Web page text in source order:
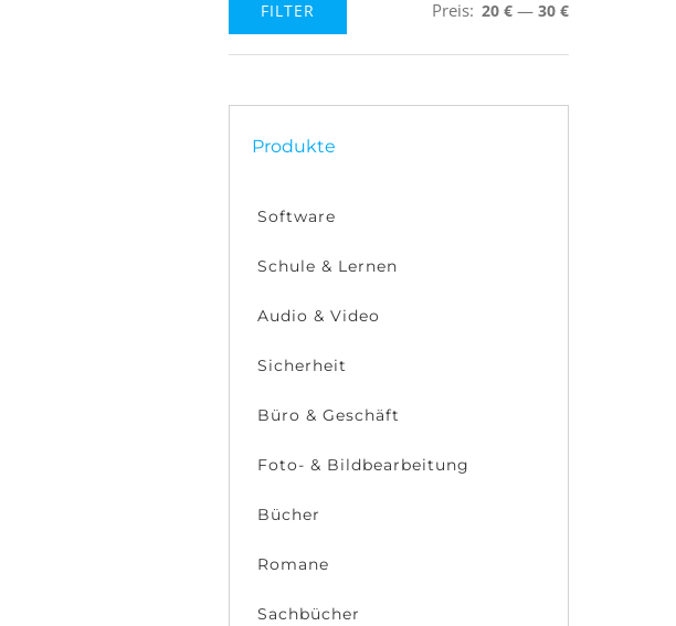
Preis
Preis
FILTER Preis: 20 € — 30 €
Produkte
Software
Schule & Lernen
Audio & Video
Sicherheit
Büro & Geschäft
Foto- & Bildbearbeitung
Bücher
Romane
Sachbücher